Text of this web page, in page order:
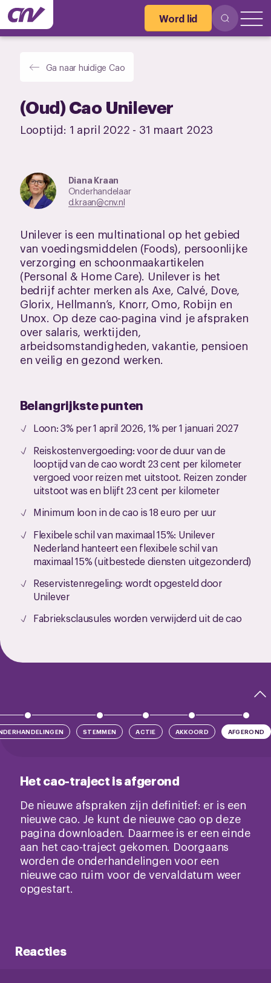
Word lid
Ga naar huidige Cao
(Oud) Cao Unilever
Looptijd: 1 april 2022 - 31 maart 2023
Diana Kraan
Onderhandelaar
d.kraan@cnv.nl
Unilever is een multinational op het gebied
van voedingsmiddelen (Foods), persoonlijke
verzorging en schoonmaakartikelen
(Personal & Home Care). Unilever is het
bedrijf achter merken als Axe, Calvé, Dove,
Glorix, Hellmann’s, Knorr, Omo, Robijn en
Unox. Op deze cao-pagina vind je afspraken
over salaris, werktijden,
arbeidsomstandigheden, vakantie, pensioen
en veilig en gezond werken.
Belangrijkste punten
Loon: 3% per 1 april 2026, 1% per 1 januari 2027
Reiskostenvergoeding: voor de duur van de
looptijd van de cao wordt 23 cent per kilometer
vergoed voor reizen met uitstoot. Reizen zonder
uitstoot was en blijft 23 cent per kilometer
Minimum loon in de cao is 18 euro per uur
Flexibele schil van maximaal 15%: Unilever
Nederland hanteert een flexibele schil van
maximaal 15% (uitbestede diensten uitgezonderd)
Reservistenregeling: wordt opgesteld door
Unilever
Fabrieksclausules worden verwijderd uit de cao
STEMMEN ACTIE AKKOORD AFGEROND
Het cao-traject is afgerond
De nieuwe afspraken zijn definitief: er is een
nieuwe cao. Je kunt de nieuwe cao op deze
pagina downloaden. Daarmee is er een einde
aan het cao-traject gekomen. Doorgaans
worden de onderhandelingen voor een
nieuwe cao ruim voor de vervaldatum weer
opgestart.
Reacties